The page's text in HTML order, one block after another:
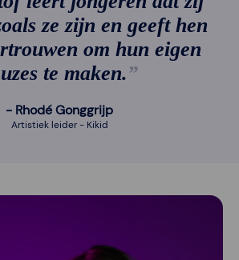
ze zijn en geeft hen
om hun eigen
te maken.
Rhodé Gonggrijp
Artistiek leider - Kikid